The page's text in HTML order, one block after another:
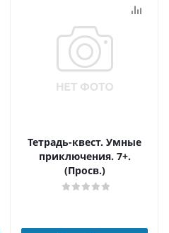
Тетрадь-квест. Умные
приключения. 7+.
(Просв.)